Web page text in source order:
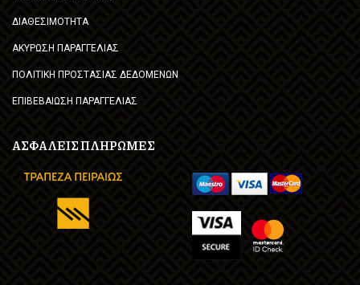
ΔΙΑΘΕΣΙΜΟΤΗΤΑ
ΑΚΥΡΩΣΗ ΠΑΡΑΓΓΕΛΙΑΣ
ΠΟΛΙΤΙΚΗ ΠΡΟΣΤΑΣΙΑΣ ΔΕΔΟΜΕΝΩΝ
ΕΠΙΒΕΒΑΙΩΣΗ ΠΑΡΑΓΓΕΛΙΑΣ
ΑΣΦΑΛΕΙΣ ΠΛΗΡΩΜΕΣ